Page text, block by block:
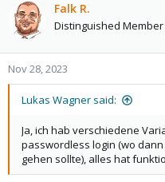
Falk R.
Distinguished Member
Nov 28, 2023
Lukas Wagner said:
Ja, ich hab verschiedene
passwordless login (wo
gehen sollte), alles hat